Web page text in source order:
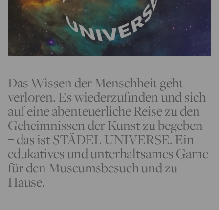
Das Wissen der Menschheit geht
verloren. Es wiederzufinden und sich
auf eine abenteuerliche Reise zu den
Geheimnissen der Kunst zu begeben
– das ist STÄDEL UNIVERSE. Ein
edukatives und unterhaltsames Game
für den Museumsbesuch und zu
Hause.